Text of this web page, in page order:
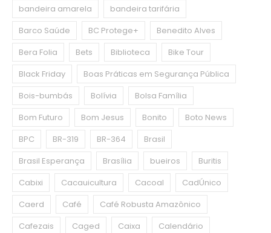
bandeira amarela
bandeira tarifária
Barco Saúde
BC Protege+
Benedito Alves
Bera Folia
Bets Biblioteca
Bike Tour
Black Friday
Boas Práticas em Segurança Pública
Bois-bumbás
Bolívia
Bolsa Família
Bom Futuro
Bom Jesus Bonito
Boto News
BPC
BR-319 BR-364
Brasil
Brasil Esperança
Brasília bueiros
Buritis
Cabixi
Cacauicultura Cacoal
CadÚnico
Caerd
Café
Café Robusta Amazônico
Cafezais
Caged Caixa
Calendário